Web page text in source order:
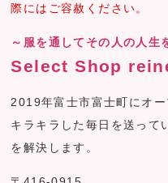
際にはご容赦ください。
～服を通してその人の人生
Select Shop
2019年富士市富士町にオー
キラキラした毎日を送って
を解決します。